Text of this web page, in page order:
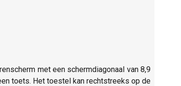
met een schermdiagonaal van 8,9
toets. Het toestel kan rechtstreeks op de